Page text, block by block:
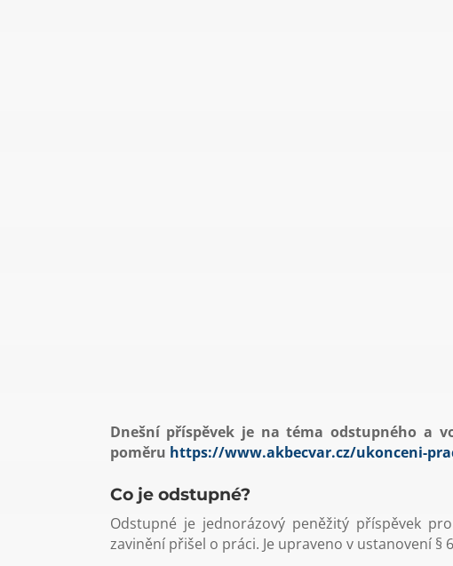
Dnešní příspěvek je na téma odstupného a
poměru https://www.akbecvar.cz/ukonceni-
Co je odstupné?
Odstupné je jednorázový peněžitý příspěvek
zavinění přišel o práci. Je upraveno v ustanovení §